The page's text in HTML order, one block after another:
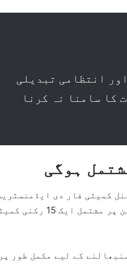
انتظامی تبدیلی
کا سامنا نہ کرنا
ہوگی
کمیٹی فار دی
غزہ” کے سپرد کی جائے گی، جو فلسطینی ٹیکنوکریٹس اور غیر سیاسی ماہرین پر مشتمل
کے لیے مکمل طور پر